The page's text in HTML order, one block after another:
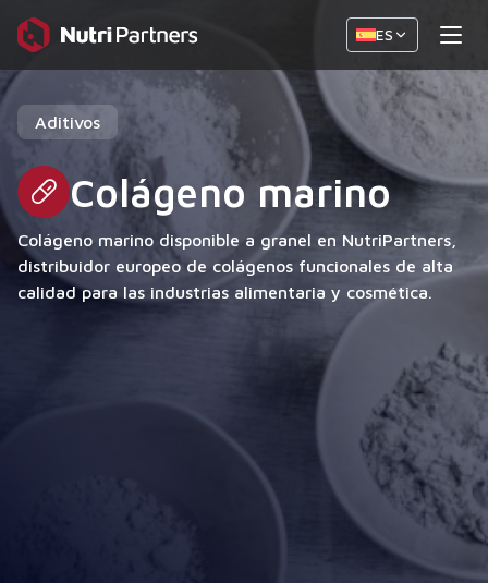
ES
Aditivos
Colágeno marino
Colágeno marino disponible a granel en NutriPartners,
distribuidor europeo de colágenos funcionales de alta
calidad para las industrias alimentaria y cosmética.